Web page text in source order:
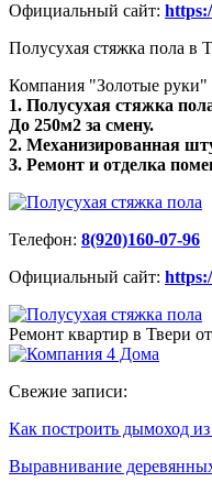
Официальный сайт:
Полусухая стяжка пола в
Компания "Золотые руки"
1. Полусухая стяжка
До 250м2 за смену.
2. Механизированная
3. Ремонт и отделка
Телефон: 8(920)160-07-96
Официальный сайт:
Ремонт квартир в Твери
Свежие записи:
Как построить дымоход
Выравнивание